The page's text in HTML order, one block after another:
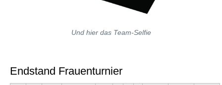
Und hier das Team-Selfie
Endstand Frauenturnier